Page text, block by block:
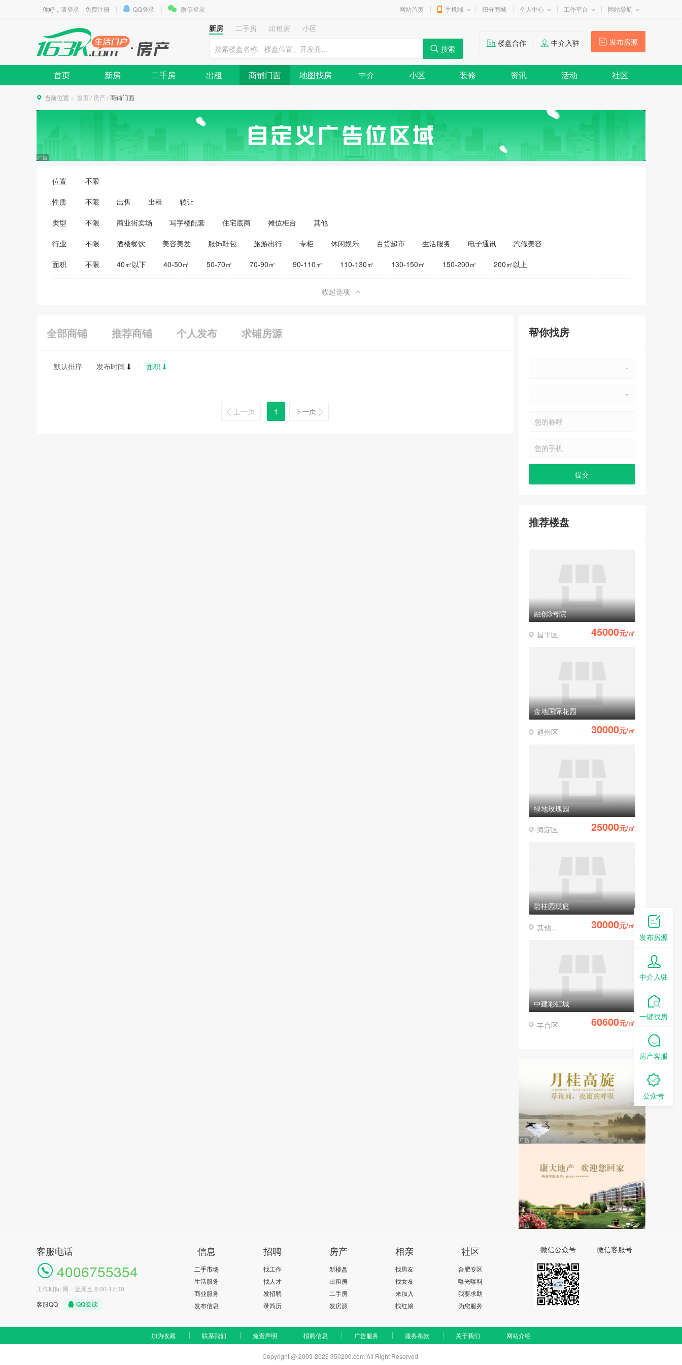
你好， 请登录 免费注册 QQ登录 微信登录 网站首页 手机端 积分商城 个人中心 工作平台 网站导航
新房 二手房 出租房
小区
发布房源
楼盘合作 中介入驻
首页 新房 二手房 出租 商铺门面 地图找房 中介 小区 装修 资讯 活动 社区
当前位置： 首页 / 房产/商铺门面
位置 不限
性质 不限 出售 出租 转让
类型 不限 商业街卖场 写字楼配套 住宅底商 摊位柜台 其他
行业 不限 酒楼餐饮 美容美发 服饰鞋包 旅游出行 专柜 休闲娱乐 百货超市 生活服务 电子通讯
汽修美容
医药保健
家居建材
面积 不限 40㎡以下 40-50㎡ 50-70㎡ 70-90㎡ 90-110㎡ 110-130㎡ 130-150㎡ 150-200㎡ 200㎡以上
收起选项
全部商铺 推荐商铺 个人发布 求铺房源
默认排序 发布时间 面积
1
帮你找房
推荐楼盘
融创3号院
昌平区 45000元/㎡
金地国际花园
通州区 30000元/㎡
绿地玫瑰园
海淀区 25000元/㎡
碧桂园珑庭
其他区县 30000元/㎡
中建彩虹城
丰台区 60600元/㎡
客服电话
4006755354
工作时间 周一至周五 8:00-17:30
客服QQ
信息
二手市场
生活服务
商业服务
发布信息
招聘
找工作
找人才
发招聘
录简历
房产
新楼盘
出租房
二手房
发房源
相亲
找男友
找女友
来加入
找红娘
社区
合肥专区
曝光曝料
我要求助
为您服务
微信公众号 微信客服号
加为收藏 联系我们 免责声明 招聘信息 广告服务 服务条款 关于我们 网站介绍
Copyright @ 2003-2025 350200.com All Right Reserved
发布房源
中介入驻
一键找房
房产客服
公众号